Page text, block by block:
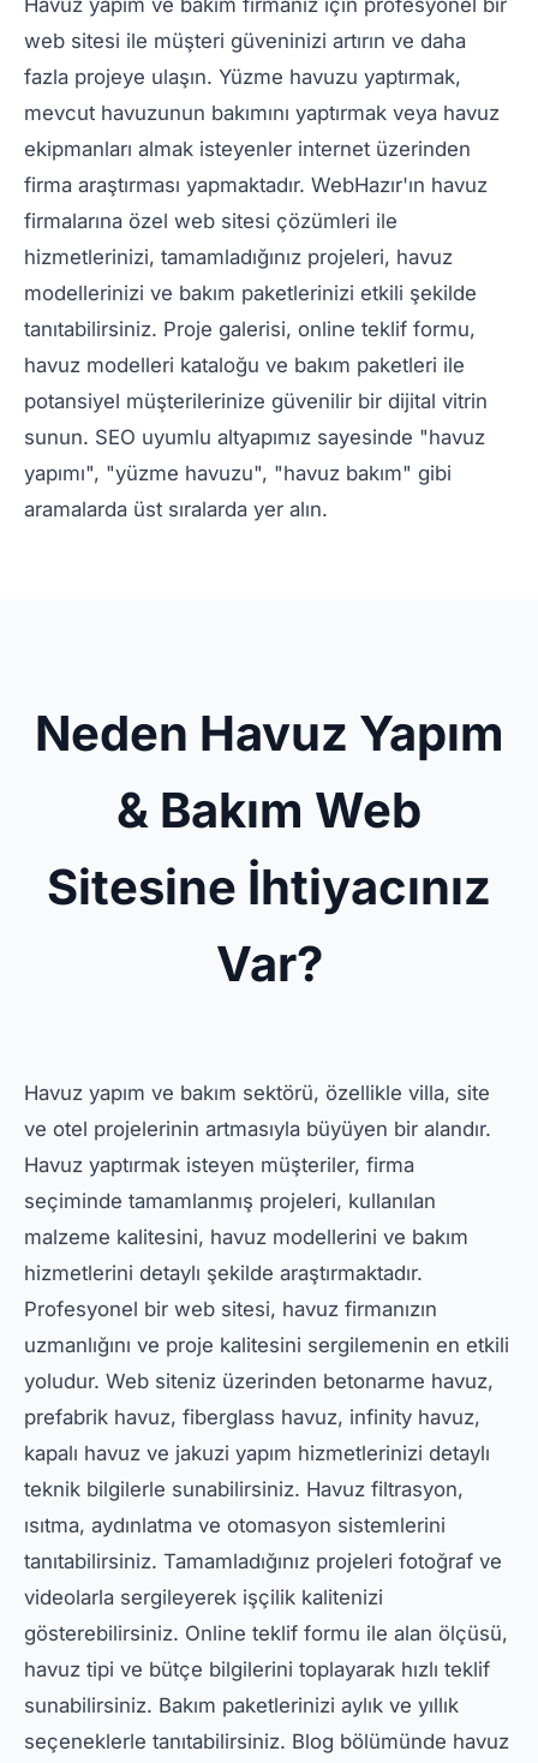
Havuz yapım ve bakım firmanız için profesyonel bir
web sitesi ile müşteri güveninizi artırın ve daha
fazla projeye ulaşın. Yüzme havuzu yaptırmak,
mevcut havuzunun bakımını yaptırmak veya havuz
ekipmanları almak isteyenler internet üzerinden
firma araştırması yapmaktadır. WebHazır'ın havuz
firmalarına özel web sitesi çözümleri ile
hizmetlerinizi, tamamladığınız projeleri, havuz
modellerinizi ve bakım paketlerinizi etkili şekilde
tanıtabilirsiniz. Proje galerisi, online teklif formu,
havuz modelleri kataloğu ve bakım paketleri ile
potansiyel müşterilerinize güvenilir bir dijital vitrin
sunun. SEO uyumlu altyapımız sayesinde "havuz
yapımı", "yüzme havuzu", "havuz bakım" gibi
aramalarda üst sıralarda yer alın.
Neden Havuz Yapım
& Bakım Web
Sitesine İhtiyacınız
Var?
Havuz yapım ve bakım sektörü, özellikle villa, site
ve otel projelerinin artmasıyla büyüyen bir alandır.
Havuz yaptırmak isteyen müşteriler, firma
seçiminde tamamlanmış projeleri, kullanılan
malzeme kalitesini, havuz modellerini ve bakım
hizmetlerini detaylı şekilde araştırmaktadır.
Profesyonel bir web sitesi, havuz firmanızın
uzmanlığını ve proje kalitesini sergilemenin en etkili
yoludur. Web siteniz üzerinden betonarme havuz,
prefabrik havuz, fiberglass havuz, infinity havuz,
kapalı havuz ve jakuzi yapım hizmetlerinizi detaylı
teknik bilgilerle sunabilirsiniz. Havuz filtrasyon,
ısıtma, aydınlatma ve otomasyon sistemlerini
tanıtabilirsiniz. Tamamladığınız projeleri fotoğraf ve
videolarla sergileyerek işçilik kalitenizi
gösterebilirsiniz. Online teklif formu ile alan ölçüsü,
havuz tipi ve bütçe bilgilerini toplayarak hızlı teklif
sunabilirsiniz. Bakım paketlerinizi aylık ve yıllık
seçeneklerle tanıtabilirsiniz. Blog bölümünde havuz